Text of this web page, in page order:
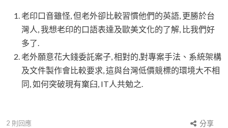
老印口音雖怪, 但老外卻比較習慣他們的英語, 更勝於台
灣人, 我想老印的口語表達及歐美文化的了解, 比我們好
多了.
老外願意花大錢委託案子, 相對的,對專案手法、系統架構
及文件製作會比較要求, 這與台灣低價競標的環境大不相
同, 如何突破現有窠臼, IT人共勉之.
2 則回應
分享